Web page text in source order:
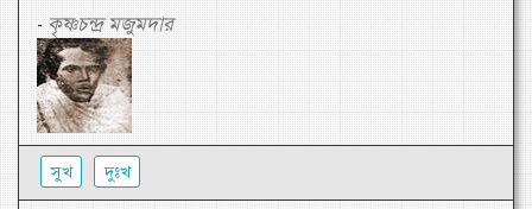
- কৃষ্ণচন্দ্র মজুমদার
সুখ দুঃখ